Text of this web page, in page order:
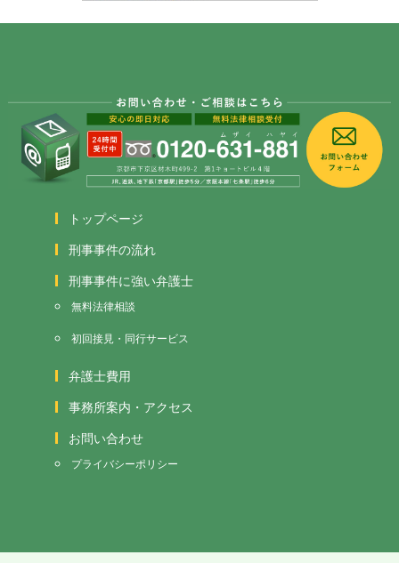
トップページ
刑事事件の流れ
刑事事件に強い弁護士
無料法律相談
初回接見・同行サービス
弁護士費用
事務所案内・アクセス
お問い合わせ
プライバシーポリシー